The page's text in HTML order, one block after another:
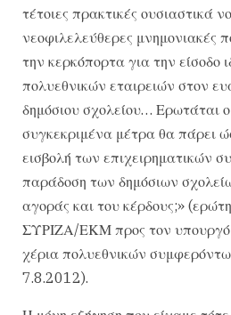
τέτοιες πρακτικές ουσιαστικά
νεοφιλελεύθερες μνημονιακές
την κερκόπορτα για την είσοδο
πολυεθνικών εταιρειών στον
δημόσιου σχολείου… Ερωτάται
συγκεκριμένα μέτρα θα πάρει
εισβολή των επιχειρηματικών
παράδοση των δημόσιων
αγοράς και του κέρδους;»
ΣΥΡΙΖΑ/ΕΚΜ προς τον υπουργό
χέρια πολυεθνικών
7.8.2012).